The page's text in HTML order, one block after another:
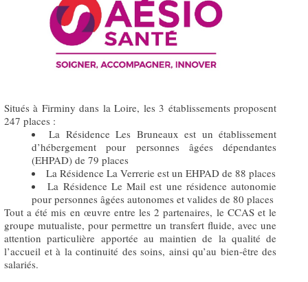
Situés à Firminy dans la Loire, les 3 établissements proposent
247 places :
La Résidence Les Bruneaux est un établissement
d’hébergement pour personnes âgées dépendantes
(EHPAD) de 79 places
La Résidence La Verrerie est un EHPAD de 88 places
La Résidence Le Mail est une résidence autonomie
pour personnes âgées autonomes et valides de 80 places
Tout a été mis en œuvre entre les 2 partenaires, le CCAS et le
groupe mutualiste, pour permettre un transfert fluide, avec une
attention particulière apportée au maintien de la qualité de
l’accueil et à la continuité des soins, ainsi qu’au bien-être des
salariés.